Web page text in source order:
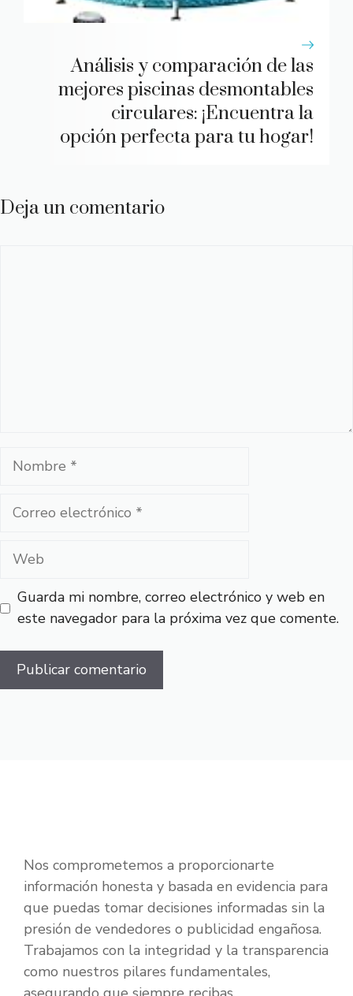
Análisis y comparación de las
mejores piscinas desmontables
circulares: ¡Encuentra la
opción perfecta para tu hogar!
Deja un comentario
Nombre
Correo
Web
Guarda mi nombre, correo electrónico y web en
este navegador para la próxima vez que comente.
Nos comprometemos a proporcionarte
información honesta y basada en evidencia para
que puedas tomar decisiones informadas sin la
presión de vendedores o publicidad engañosa.
Trabajamos con la integridad y la transparencia
como nuestros pilares fundamentales,